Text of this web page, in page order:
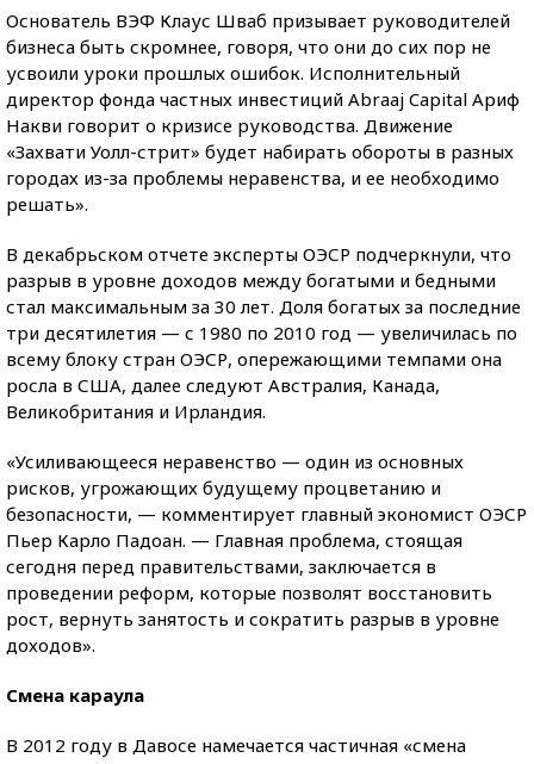
Основатель ВЭФ Клаус Шваб призывает руководителей
бизнеса быть скромнее, говоря, что они до сих пор не
усвоили уроки прошлых ошибок. Исполнительный
директор фонда частных инвестиций Abraaj Capital Ариф
Накви говорит о кризисе руководства. Движение
«Захвати Уолл-стрит» будет набирать обороты в разных
городах из-за проблемы неравенства, и ее необходимо
решать».
В декабрьском отчете эксперты ОЭСР подчеркнули, что
разрыв в уровне доходов между богатыми и бедными
стал максимальным за 30 лет. Доля богатых за последние
три десятилетия — с 1980 по 2010 год — увеличилась по
всему блоку стран ОЭСР, опережающими темпами она
росла в США, далее следуют Австралия, Канада,
Великобритания и Ирландия.
«Усиливающееся неравенство — один из основных
рисков, угрожающих будущему процветанию и
безопасности, — комментирует главный экономист ОЭСР
Пьер Карло Падоан. — Главная проблема, стоящая
сегодня перед правительствами, заключается в
проведении реформ, которые позволят восстановить
рост, вернуть занятость и сократить разрыв в уровне
доходов».
Смена караула
В 2012 году в Давосе намечается частичная «смена